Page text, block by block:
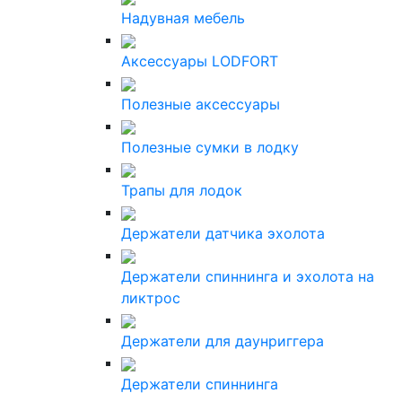
Надувная мебель
Аксессуары LODFORT
Полезные аксессуары
Полезные сумки в лодку
Трапы для лодок
Держатели датчика эхолота
Держатели спиннинга и эхолота на
ликтрос
Держатели для даунриггера
Держатели спиннинга